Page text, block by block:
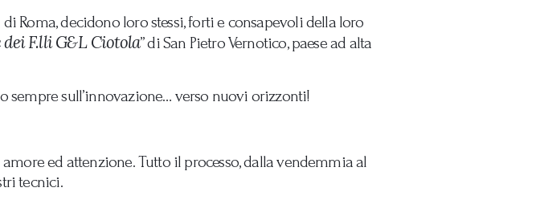
Roma, decidono loro stessi, forti e consapevoli della loro
dei F.lli G&L Ciotola” di San Pietro Vernotico, paese ad alta
sempre sull’innovazione… verso nuovi orizzonti!
ed attenzione. Tutto il processo, dalla vendemmia al
tecnici.